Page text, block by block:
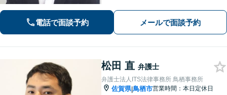
すい説明、寄り添った対応、依頼者に
とってベストな提案をすることに心掛
電話で面談予約 メールで面談予約
松田 直 弁護士
弁護士法人ITS法律事務所 鳥栖事務所
佐賀県|鳥栖市営業時間：本日定休日